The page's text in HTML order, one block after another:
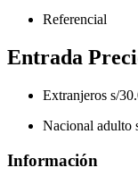
Referencial
Entrada
Extranjeros s/
Nacional adulto
Información